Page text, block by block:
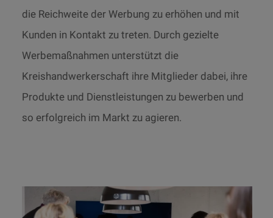
die Reichweite der Werbung zu erhöhen und mit
Kunden in Kontakt zu treten. Durch gezielte
Werbemaßnahmen unterstützt die
Kreishandwerkerschaft ihre Mitglieder dabei, ihre
Produkte und Dienstleistungen zu bewerben und
so erfolgreich im Markt zu agieren.